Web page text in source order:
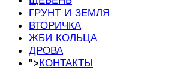
ГРУНТ И ЗЕМЛЯ
ВТОРИЧКА
ЖБИ КОЛЬЦА
ДРОВА
">КОНТАКТЫ